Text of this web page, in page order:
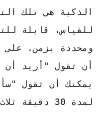
الذكية هي تلك
للقياس، قابلة
ومحددة بزمن. على
أن تقول "أريد أن
يمكنك أن تقول
لمدة 30